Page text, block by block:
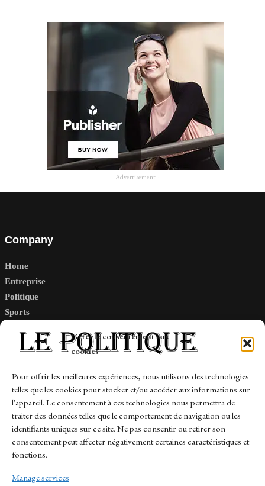
Gérer le consentement aux
cookies
Pour offrir les meilleures expériences, nous utilisons des technologies
telles que les cookies pour stocker et/ou accéder aux informations sur
l'appareil. Le consentement à ces technologies nous permettra de
traiter des données telles que le comportement de navigation ou les
identifiants uniques sur ce site. Ne pas consentir ou retirer son
consentement peut affecter négativement certaines caractéristiques et
fonctions.
Manage services
- Advertisement -
Company
Home
Entreprise
Politique
Sports
Links
Contact
Sitemap